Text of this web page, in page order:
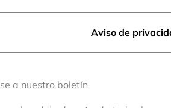
Aviso de
a nuestro boletín